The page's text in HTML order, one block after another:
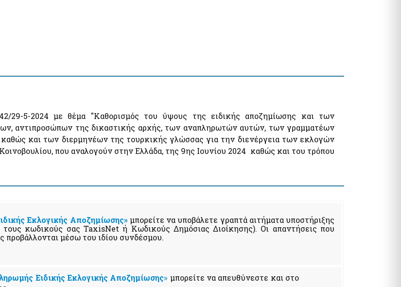
29-5-2024 με θέμα "Καθορισμός του ύψους της ειδικής αποζημίωσης και των
αντιπροσώπων της δικαστικής αρχής, των αναπληρωτών αυτών, των γραμματέων
και των διερμηνέων της τουρκικής γλώσσας για την διενέργεια των εκλογών
που αναλογούν στην Ελλάδα, της 9ης Ιουνίου 2024 καθώς και του τρόπου
Εκλογικής Αποζημίωσης»μπορείτε να υποβάλετε γραπτά αιτήματα υποστήριξης
κωδικούς σας TaxisNet ή Κωδικούς Δημόσιας Διοίκησης). Οι απαντήσεις που
προβάλλονται μέσω του ιδίου συνδέσμου.
Ειδικής Εκλογικής Αποζημίωσης» μπορείτε να απευθύνεστε και στο